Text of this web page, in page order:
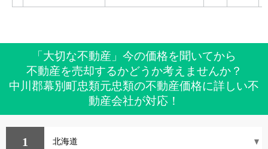
「大切な不動産」今の価格を聞いてから
不動産を売却するかどうか考えませんか？
中川郡幕別町忠類元忠類の不動産価格に詳しい不
動産会社が対応！
1